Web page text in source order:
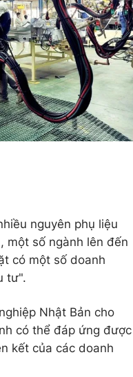
nguyên phụ liệu
một số ngành lên đến
có một số doanh
tư".
Nhật Bản cho
có thể đáp ứng được
kết của các doanh